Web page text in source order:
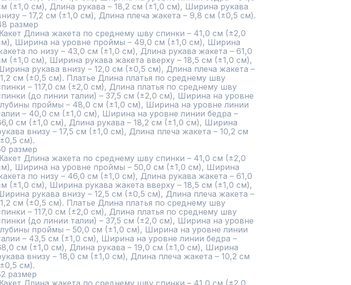
(±1,0 см), Длина рукава – 18,2 см (±1,0 см), Ширина рукава
– 17,2 см (±1,0 см), Длина плеча жакета – 9,8 см (±0,5 см).
размер
Длина жакета по среднему шву спинки – 41,0 см (±2,0
Ширина на уровне проймы – 49,0 см (±1,0 см), Ширина
по низу – 43,0 см (±1,0 см), Длина рукава жакета – 61,0
(±1,0 см), Ширина рукава жакета вверху – 18,5 см (±1,0 см),
рукава внизу – 12,0 см (±0,5 см), Длина плеча жакета –
см (±0,5 см). Платье Длина платья по среднему шву
– 117,0 см (±2,0 см), Длина платья по среднему шву
(до линии талии) – 37,5 см (±2,0 см), Ширина на уровне
проймы – 48,0 см (±1,0 см), Ширина на уровне линии
– 40,0 см (±1,0 см), Ширина на уровне линии бедра –
см (±1,0 см), Длина рукава – 18,2 см (±1,0 см), Ширина
внизу – 17,5 см (±1,0 см), Длина плеча жакета – 10,2 см
см).
размер
Длина жакета по среднему шву спинки – 41,0 см (±2,0
Ширина на уровне проймы – 50,0 см (±1,0 см), Ширина
по низу – 46,0 см (±1,0 см), Длина рукава жакета – 61,0
(±1,0 см), Ширина рукава жакета вверху – 18,5 см (±1,0 см),
рукава внизу – 12,5 см (±0,5 см), Длина плеча жакета –
см (±0,5 см). Платье Длина платья по среднему шву
– 117,0 см (±2,0 см), Длина платья по среднему шву
(до линии талии) – 37,5 см (±2,0 см), Ширина на уровне
проймы – 50,0 см (±1,0 см), Ширина на уровне линии
– 43,5 см (±1,0 см), Ширина на уровне линии бедра –
см (±1,0 см), Длина рукава – 19,0 см (±1,0 см), Ширина
внизу – 18,0 см (±1,0 см), Длина плеча жакета – 10,2 см
см).
размер
Длина жакета по среднему шву спинки – 41,0 см (±2,0